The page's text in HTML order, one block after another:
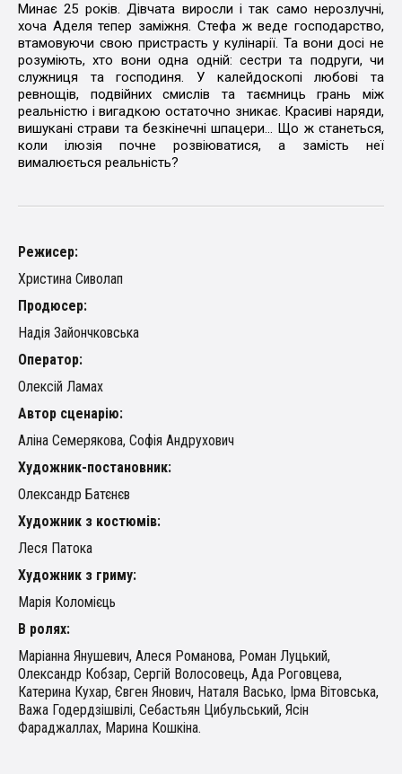
Минає 25 років. Дівчата виросли і так само нерозлучні,
хоча Аделя тепер заміжня. Стефа ж веде господарство,
втамовуючи свою пристрасть у кулінарії. Та вони досі не
розуміють, хто вони одна одній: сестри та подруги, чи
служниця та господиня. У калейдоскопі любові та
ревнощів, подвійних смислів та таємниць грань між
реальністю і вигадкою остаточно зникає. Красиві наряди,
вишукані страви та безкінечні шпацери… Що ж станеться,
коли ілюзія почне розвіюватися, а замість неї
вималюється реальність?
Режисер:
Христина Сиволап
Продюсер:
Надія Зайончковська
Оператор:
Олексій Ламах
Автор сценарію:
Аліна Семерякова, Софія Андрухович
Художник-постановник:
Олександр Батєнєв
Художник з костюмів:
Леся Патока
Художник з гриму:
Марія Коломієць
В ролях:
Маріанна Янушевич, Алеся Романова, Роман Луцький,
Олександр Кобзар, Сергій Волосовець, Ада Роговцева,
Катерина Кухар, Євген Янович, Наталя Васько, Ірма Вітовська,
Важа Годердзішвілі, Себастьян Цибульський, Ясін
Фараджаллах, Марина Кошкіна.